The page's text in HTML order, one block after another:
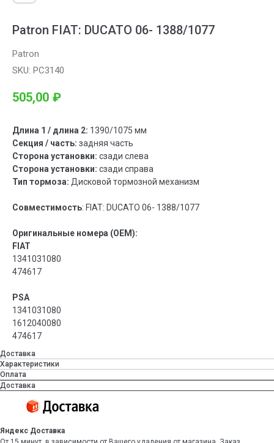
Patron FIAT: DUCATO 06- 1388/1077
Patron
SKU: PC3140
505,00 ₽
Длина 1 / длина 2: 1390/1075 мм
Секция / часть: задняя часть
Сторона установки: сзади слева
Сторона установки: сзади справа
Тип тормоза: Дисковой тормозной механизм
Совместимость: FIAT: DUCATO 06- 1388/1077
Оригинальные номера (OEM):
FIAT
1341031080
474617
PSA
1341031080
1612040080
474617
Доставка
Характеристики
Оплата
Доставка
Яндекс Доставка